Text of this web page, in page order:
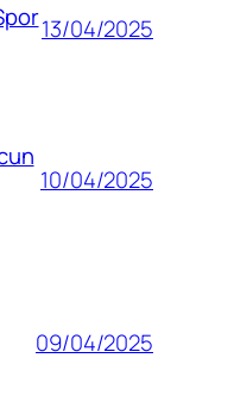
13/04/2025
10/04/2025
09/04/2025